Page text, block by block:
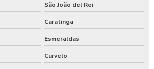
químicos
para carros
São João del Rei
Caratinga
Esmeraldas
Curvelo